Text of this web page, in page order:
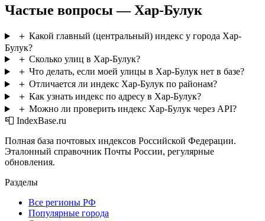
Частые вопросы — Хар-Булук
＋ Какой главный (центральный) индекс у города Хар-
Булук?
＋ Сколько улиц в Хар-Булук?
＋ Что делать, если моей улицы в Хар-Булук нет в базе?
＋ Отличается ли индекс Хар-Булук по районам?
＋ Как узнать индекс по адресу в Хар-Булук?
＋ Можно ли проверить индекс Хар-Булук через API?
📮 IndexBase.ru
Полная база почтовых индексов Российской Федерации.
Эталонный справочник Почты России, регулярные
обновления.
Разделы
Все регионы РФ
Популярные города